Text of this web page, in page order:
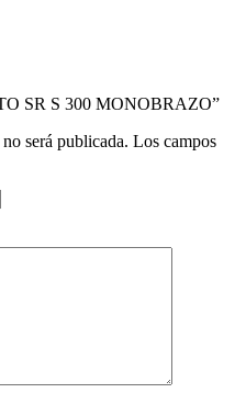
SR S 300 MONOBRAZO”
será publicada. Los campos